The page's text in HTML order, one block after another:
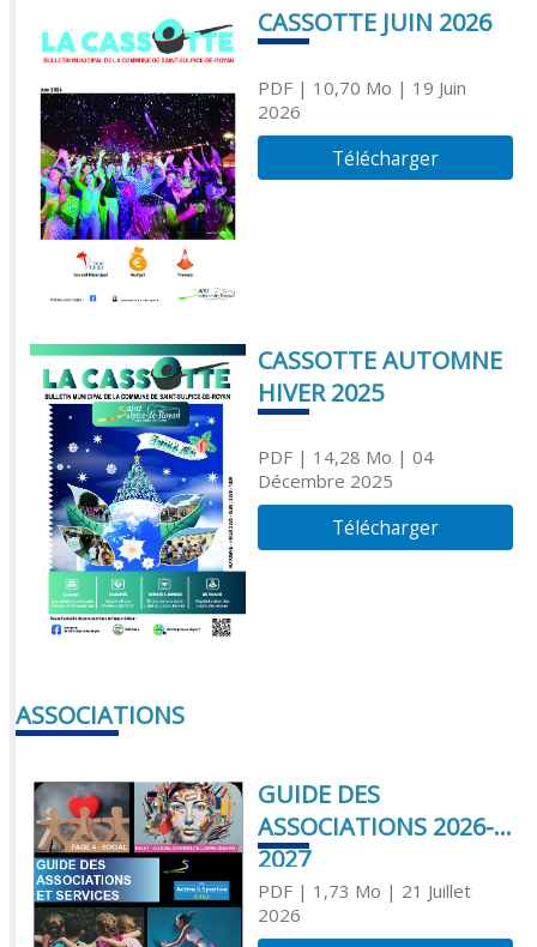
CASSOTTE JUIN 2026
PDF| 10,70 Mo | 19 Juin
2026
Télécharger
CASSOTTE AUTOMNE
HIVER 2025
PDF| 14,28 Mo | 04
Décembre 2025
Télécharger
ASSOCIATIONS
GUIDE DES
ASSOCIATIONS 2026-
2027
PDF| 1,73 Mo | 21 Juillet
2026